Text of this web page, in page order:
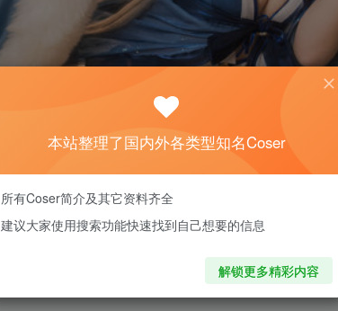
本站整理了国内外各类型知名Coser
所有Coser简介及其它资料齐全
建议大家使用搜索功能快速找到自己想要的信息
解锁更多精彩内容